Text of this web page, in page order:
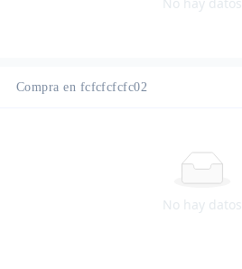
Compra en fcfcfcfcfc02
No hay datos